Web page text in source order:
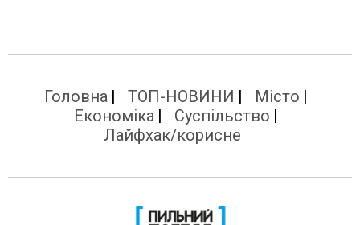
Головна ТОП-НОВИНИ
Місто
Економіка
Суспільство
Лайфхак/корисне